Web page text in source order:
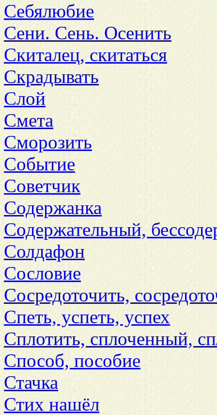
Себялюбие
Сени. Сень. Осенить
Скиталец, скитаться
Скрадывать
Слой
Смета
Сморозить
Событие
Советчик
Содержанка
Содержательный,
Солдафон
Сословие
Сосредоточить,
Спеть, успеть, успех
Сплотить, сплоченный,
Способ, пособие
Стачка
Стих нашёл